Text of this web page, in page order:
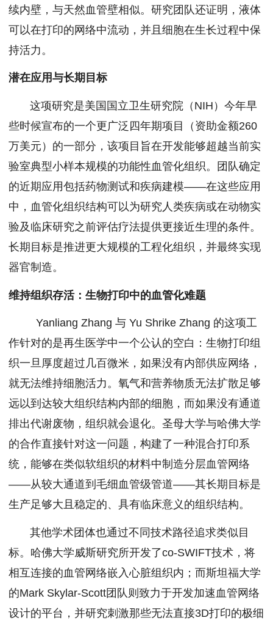
续内壁，与天然血管壁相似。研究团队还证明，液体
可以在打印的网络中流动，并且细胞在生长过程中保
持活力。
潜在应用与长期目标
这项研究是美国国立卫生研究院（NIH）今年早
些时候宣布的一个更广泛四年期项目（资助金额260
万美元）的一部分，该项目旨在开发能够超越当前实
验室典型小样本规模的功能性血管化组织。团队确定
的近期应用包括药物测试和疾病建模——在这些应用
中，血管化组织结构可以为研究人类疾病或在动物实
验及临床研究之前评估疗法提供更接近生理的条件。
长期目标是推进更大规模的工程化组织，并最终实现
器官制造。
维持组织存活：生物打印中的血管化难题
Yanliang Zhang 与 Yu Shrike Zhang 的这项工
作针对的是再生医学中一个公认的空白：生物打印组
织一旦厚度超过几百微米，如果没有内部供应网络，
就无法维持细胞活力。氧气和营养物质无法扩散足够
远以到达较大组织结构内部的细胞，而如果没有通道
排出代谢废物，组织就会退化。圣母大学与哈佛大学
的合作直接针对这一问题，构建了一种混合打印系
统，能够在类似软组织的材料中制造分层血管网络
——从较大通道到毛细血管级管道——其长期目标是
生产足够大且稳定的、具有临床意义的组织结构。
其他学术团体也通过不同技术路径追求类似目
标。哈佛大学威斯研究所开发了co-SWIFT技术，将
相互连接的血管网络嵌入心脏组织内；而斯坦福大学
的Mark Skylar-Scott团队则致力于开发加速血管网络
设计的平台，并研究刺激那些无法直接3D打印的极细